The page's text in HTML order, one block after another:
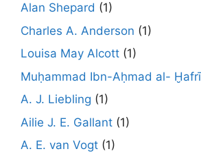
Alan Shepard (1)
Charles A. Anderson (1)
Louisa May Alcott (1)
Muḥammad Ibn-Aḥmad al- Ḫafrī
A. J. Liebling (1)
Ailie J. E. Gallant (1)
A. E. van Vogt (1)